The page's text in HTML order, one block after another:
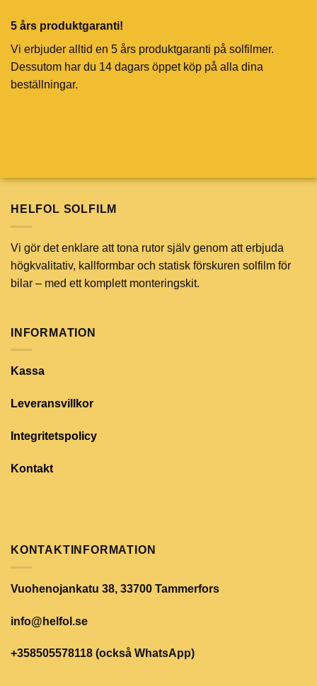
5 års produktgaranti!
Vi erbjuder alltid en 5 års produktgaranti på solfilmer.
Dessutom har du 14 dagars öppet köp på alla dina
beställningar.
HELFOL SOLFILM
Vi gör det enklare att tona rutor själv genom att erbjuda
högkvalitativ, kallformbar och statisk förskuren solfilm för
bilar – med ett komplett monteringskit.
INFORMATION
Kassa
Leveransvillkor
Integritetspolicy
Kontakt
KONTAKTINFORMATION
Vuohenojankatu 38, 33700 Tammerfors
info@helfol.se
+358505578118 (också WhatsApp)